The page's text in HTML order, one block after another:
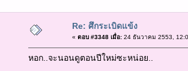
Re: ศึกระเบิดแข้ง
« ตอบ #3348 เมื่อ:24 ธันวาคม 2553,
หอก..จะนอนดูตอนปีใหม่ซะหน่อย..